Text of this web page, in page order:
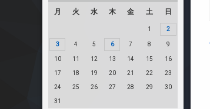
月 火 水 木 金 土 日
1 2
3 4 5 6 7 8 9
10 11 12 13 14 15 16
17 18 19 20 21 22 23
24 25 26 27 28 29 30
31